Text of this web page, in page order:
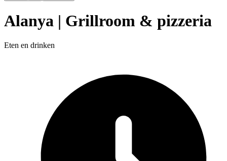
Alanya | Grillroom & pizzeria
Eten en drinken